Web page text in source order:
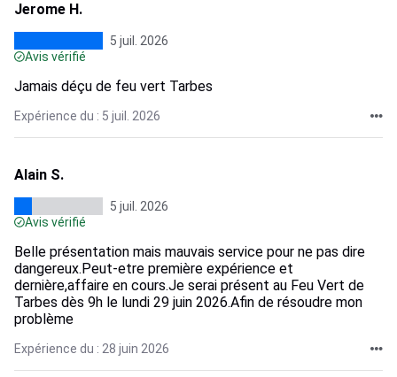
Jerome H.
5 juil. 2026
Avis vérifié
Jamais déçu de feu vert Tarbes
Expérience du : 5 juil. 2026
Alain S.
5 juil. 2026
Avis vérifié
Belle présentation mais mauvais service pour ne pas dire
dangereux.Peut-etre première expérience et
dernière,affaire en cours.Je serai présent au Feu Vert de
Tarbes dès 9h le lundi 29 juin 2026.Afin de résoudre mon
problème
Expérience du : 28 juin 2026